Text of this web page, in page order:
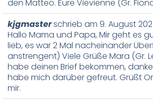
den Matteo. Eure Vievienne (Gr.
kjgmasterschrieb am 9. August
Hallo Mama und Papa, Mir geht es
lieb, es war 2 Mal nacheinander
anstrengent) Viele Grüße Mara (Gr.
habe deinen Brief bekommen,
habe mich darüber gefreut. Grüßt
mir.